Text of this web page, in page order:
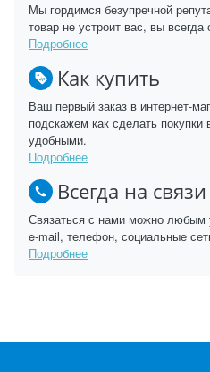
Мы гордимся безупречной
товар не устроит вас, вы
Подробнее
Как купить
Ваш первый заказ в интернет-
подскажем как сделать покупки
удобными.
Подробнее
Всегда на связи
Связаться с нами можно
e-mail, телефон, социальные
Подробнее